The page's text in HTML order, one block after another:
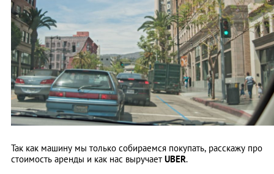
Так как машину мы только собираемся покупать, расскажу про
стоимость аренды и как нас выручает UBER.